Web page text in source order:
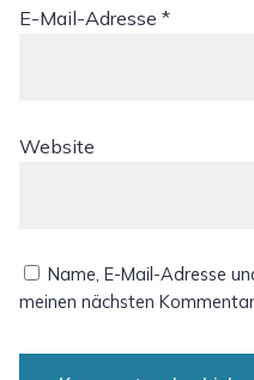
E-Mail-Adresse*
Website
Name, E-Mail-Adresse
meinen nächsten